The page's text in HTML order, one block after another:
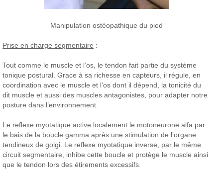
Manipulation ostéopathique du pied
Prise en charge segmentaire :
Tout comme le muscle et l’os, le tendon fait partie du système
tonique postural. Grace à sa richesse en capteurs, il régule, en
coordination avec le muscle et l’os dont il dépend, la tonicité du
dit muscle et aussi des muscles antagonistes, pour adapter notre
posture dans l’environnement.
Le reflexe myotatique active localement le motoneurone alfa par
le bais de la boucle gamma après une stimulation de l’organe
tendineux de golgi. Le reflexe myotatique inverse, par le même
circuit segmentaire, inhibe cette boucle et protège le muscle ainsi
que le tendon lors des étirements excessifs.